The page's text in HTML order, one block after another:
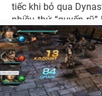
tiếc khi bỏ qua
nhiều thứ “quyến
gì tinh túy nhất đã